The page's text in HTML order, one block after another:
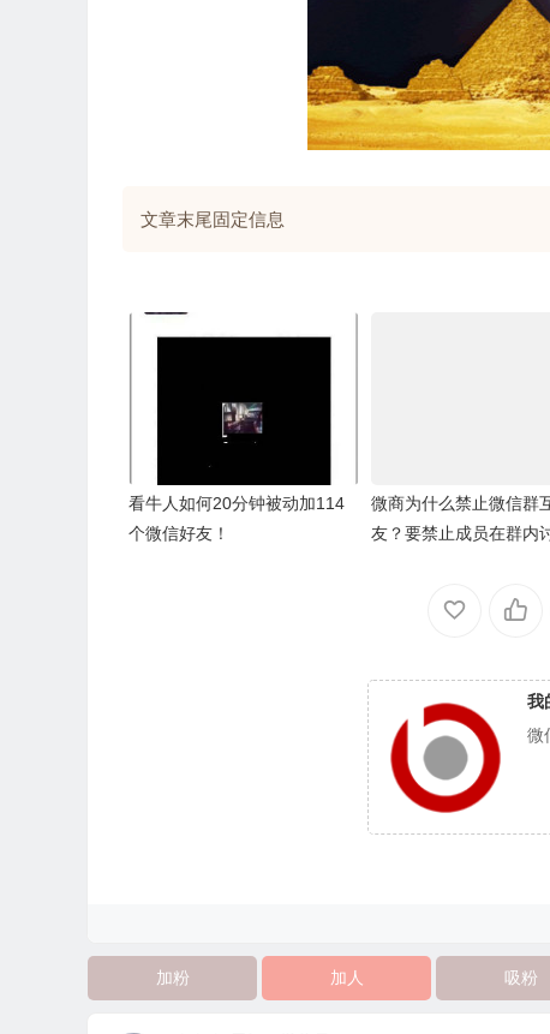
文章末尾固定信息
看牛人如何20分钟被动加114
个微信好友！
微商为什么禁止微信群
友？要禁止成员在群内
我
微
加粉 加人 吸粉